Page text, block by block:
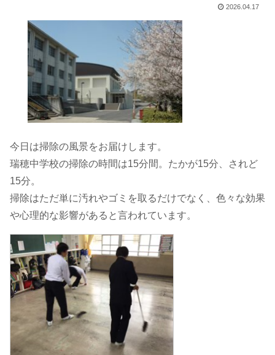
2026.04.17
今日は掃除の風景をお届けします。
瑞穂中学校の掃除の時間は15分間。たかが15分、されど
15分。
掃除はただ単に汚れやゴミを取るだけでなく、色々な効果
や心理的な影響があると言われています。